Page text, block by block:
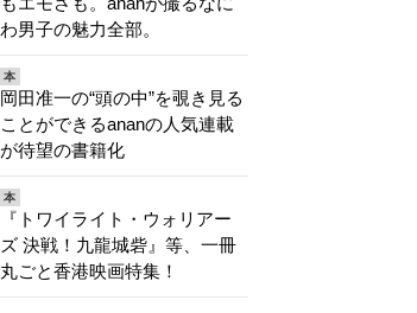
わ男子の魅力全部。
本
岡田准一の“頭の中”を覗き見る
ことができるananの人気連載
が待望の書籍化
本
『トワイライト・ウォリアー
ズ 決戦！九龍城砦』等、一冊
丸ごと香港映画特集！